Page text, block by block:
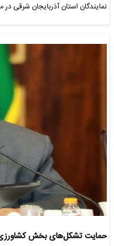
نمایندگان استان آذربایجان شرقی
حمایت تشکل‌های بخش کشاورزی